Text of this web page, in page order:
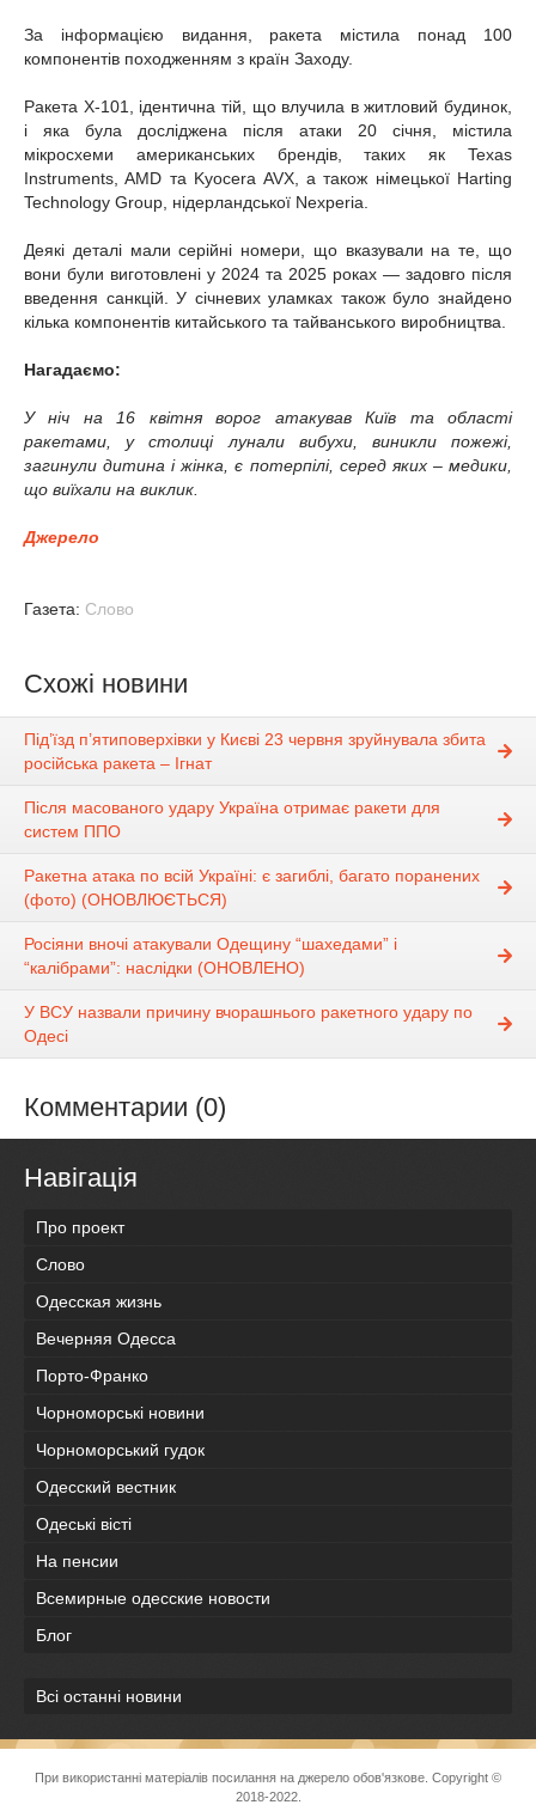
За інформацією видання, ракета містила понад 100
компонентів походженням з країн Заходу.
Ракета Х-101, ідентична тій, що влучила в житловий будинок,
і яка була досліджена після атаки 20 січня, містила
мікросхеми американських брендів, таких як Texas
Instruments, AMD та Kyocera AVX, а також німецької Harting
Technology Group, нідерландської Nexperia.
Деякі деталі мали серійні номери, що вказували на те, що
вони були виготовлені у 2024 та 2025 роках — задовго після
введення санкцій. У січневих уламках також було знайдено
кілька компонентів китайського та тайванського виробництва.
Нагадаємо:
У ніч на 16 квітня ворог атакував
Київ та області
ракетами, у столиці лунали вибухи, виникли пожежі,
загинули дитина і жінка, є потерпілі, серед яких – медики,
що виїхали на виклик.
Джерело
Газета: Слово
Схожі новини
Під’їзд п’ятиповерхівки у Києві 23 червня зруйнувала збита
російська ракета – Ігнат
Після масованого удару Україна отримає ракети для
систем ППО
Ракетна атака по всій Україні: є загиблі, багато поранених
(фото) (ОНОВЛЮЄТЬСЯ)
Росіяни вночі атакували Одещину “шахедами” і
“калібрами”: наслідки (ОНОВЛЕНО)
У ВСУ назвали причину вчорашнього ракетного удару по
Одесі
Комментарии (0)
Навігація
Про проект
Слово
Одесская жизнь
Вечерняя Одесса
Порто-Франко
Чорноморські новини
Чорноморський гудок
Одесский вестник
Одеськi вiстi
На пенсии
Всемирные одесские новости
Блог
Всі останні новини
При використанні матеріалів посилання на джерело обов'язкове. Copyright ©
2018-2022.